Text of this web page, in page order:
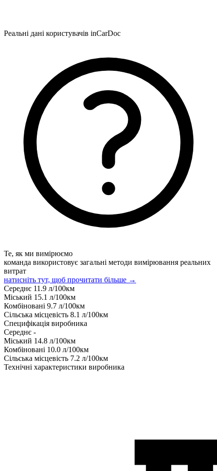
Реальні дані користувачів inCarDoc
Те, як ми вимірюємо
команда використовує загальні методи вимірювання реальних
витрат
натисніть тут, щоб прочитати більше →
Середнє 11.9 л/100км
Міський 15.1 л/100км
Комбіновані 9.7 л/100км
Сільська місцевість 8.1 л/100км
Специфікація виробника
Середнє -
Міський 14.8 л/100км
Комбіновані 10.0 л/100км
Сільська місцевість 7.2 л/100км
Технічні характеристики виробника